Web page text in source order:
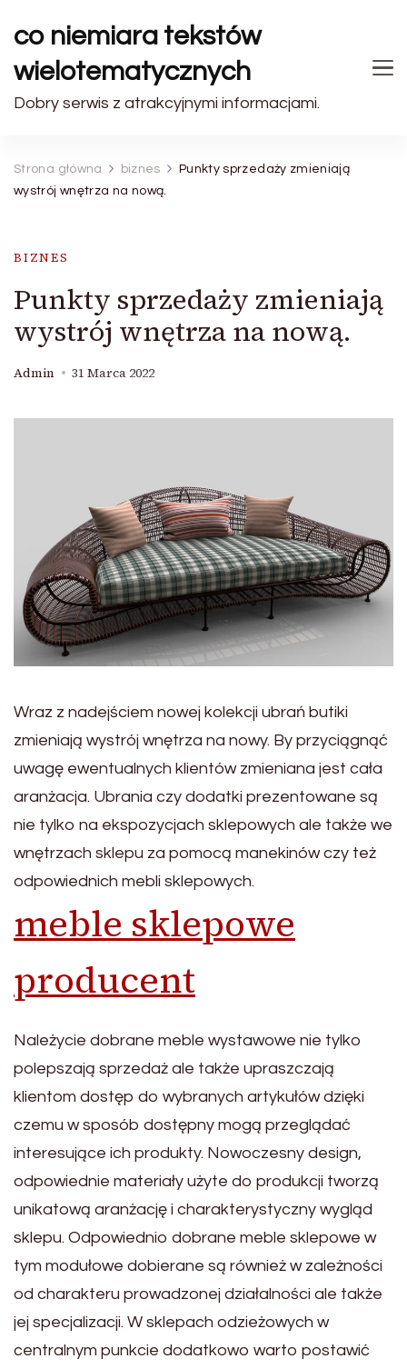
co niemiara tekstów
wielotematycznych
Dobry serwis z atrakcyjnymi informacjami.
Strona główna biznes
Punkty sprzedaży zmieniają
wystrój wnętrza na nową.
BIZNES
Punkty sprzedaży zmieniają
wystrój wnętrza na nową.
Admin 31 Marca 2022
Wraz z nadejściem nowej kolekcji ubrań butiki
zmieniają wystrój wnętrza na nowy. By przyciągnąć
uwagę ewentualnych klientów zmieniana jest cała
aranżacja. Ubrania czy dodatki prezentowane są
nie tylko na ekspozycjach sklepowych ale także we
wnętrzach sklepu za pomocą manekinów czy też
odpowiednich mebli sklepowych.
meble sklepowe
producent
Należycie dobrane meble wystawowe nie tylko
polepszają sprzedaż ale także upraszczają
klientom dostęp do wybranych artykułów dzięki
czemu w sposób dostępny mogą przeglądać
interesujące ich produkty. Nowoczesny design,
odpowiednie materiały użyte do produkcji tworzą
unikatową aranżację i charakterystyczny wygląd
sklepu. Odpowiednio dobrane meble sklepowe w
tym modułowe dobierane są również w zależności
od charakteru prowadzonej działalności ale także
jej specjalizacji. W sklepach odzieżowych w
centralnym punkcie dodatkowo warto postawić